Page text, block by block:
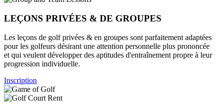
LEÇONS PRIVÉES & DE GROUPES
Les leçons de golf privées & en groupes sont parfaitement adaptées
pour les golfeurs désirant une attention personnelle plus prononcée
et qui veulent développer des aptitudes d'entraînement propre à leur
progression individuelle.
Inscription